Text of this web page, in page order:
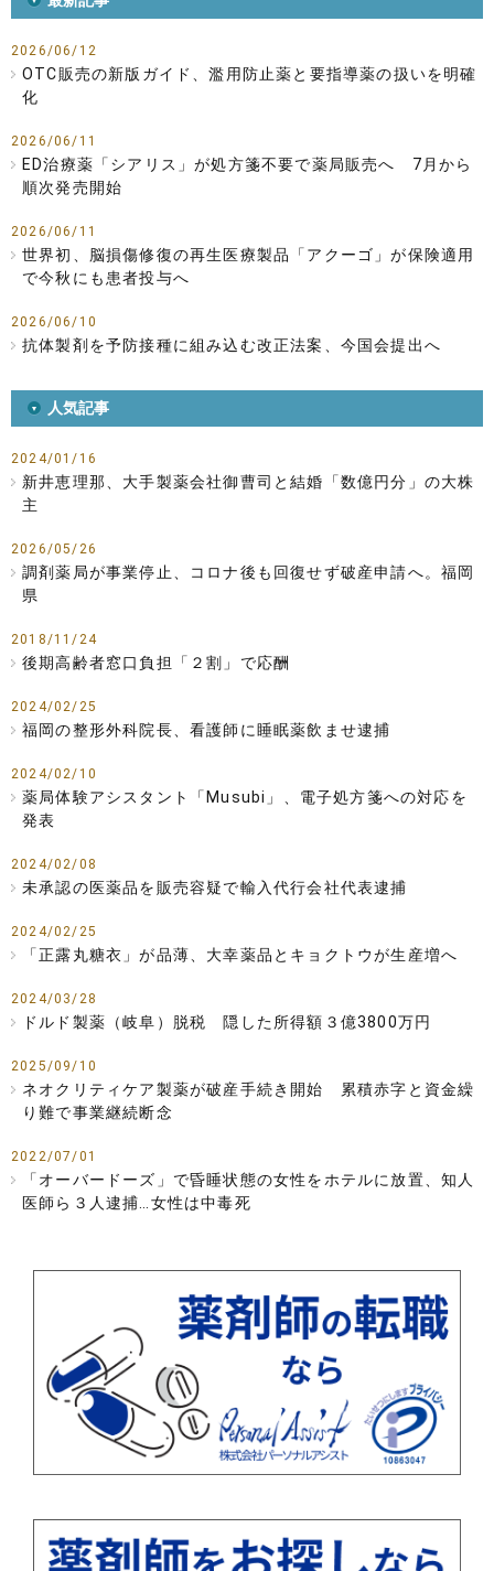
2026/06/12
OTC販売の新版ガイド、濫用防止薬と要指導薬の扱いを明確
化
2026/06/11
ED治療薬「シアリス」が処方箋不要で薬局販売へ 7月から
順次発売開始
2026/06/11
世界初、脳損傷修復の再生医療製品「アクーゴ」が保険適用
で今秋にも患者投与へ
2026/06/10
抗体製剤を予防接種に組み込む改正法案、今国会提出へ
人気記事
2024/01/16
新井恵理那、大手製薬会社御曹司と結婚「数億円分」の大株
主
2026/05/26
調剤薬局が事業停止、コロナ後も回復せず破産申請へ。福岡
県
2018/11/24
後期高齢者窓口負担「２割」で応酬
2024/02/25
福岡の整形外科院長、看護師に睡眠薬飲ませ逮捕
2024/02/10
薬局体験アシスタント「Musubi」、電子処方箋への対応を
発表
2024/02/08
未承認の医薬品を販売容疑で輸入代行会社代表逮捕
2024/02/25
「正露丸糖衣」が品薄、大幸薬品とキョクトウが生産増へ
2024/03/28
ドルド製薬（岐阜）脱税 隠した所得額３億3800万円
2025/09/10
ネオクリティケア製薬が破産手続き開始 累積赤字と資金繰
り難で事業継続断念
2022/07/01
「オーバードーズ」で昏睡状態の女性をホテルに放置、知人
医師ら３人逮捕…女性は中毒死